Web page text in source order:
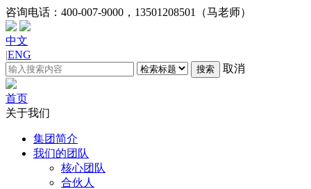
咨询电话： 400-007-9000，13501208501（马老师）
中文
|ENG
搜索 取消
首页
关于我们
集团简介
我们的团队
核心团队
合伙人